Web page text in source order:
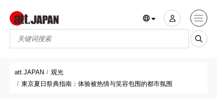
Translations title cont
att.JAPAN
观光
東京夏日祭典指南：体验被热情与笑容包围的都市氛围